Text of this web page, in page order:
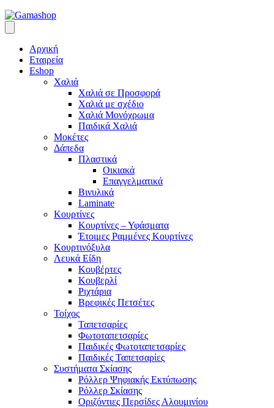
Αρχική
Εταιρεία
Eshop
Χαλιά
Χαλιά σε Προσφορά
Χαλιά με σχέδιο
Χαλιά Μονόχρωμα
Παιδικά Χαλιά
Μοκέτες
Δάπεδα
Πλαστικά
Οικιακά
Επαγγελματικά
Βινυλικά
Laminate
Κουρτίνες
Κουρτίνες – Υφάσματα
Έτοιμες Ραμμένες Κουρτίνες
Κουρτινόξυλα
Λευκά Είδη
Κουβέρτες
Κουβερλί
Ριχτάρια
Βρεφικές Πετσέτες
Τοίχος
Ταπετσαρίες
Φωτοταπετσαρίες
Παιδικές Φωτοταπετσαρίες
Παιδικές Ταπετσαρίες
Συστήματα Σκίασης
Ρόλλερ Ψηφιακής Εκτύπωσης
Ρόλλερ Σκίασης
Οριζόντιες Περσίδες Αλουμινίου